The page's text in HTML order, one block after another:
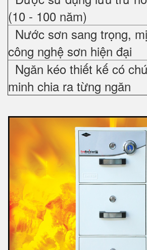
(10 - 100 năm)
Nước sơn sang trọng,
công nghệ sơn hiện đại
Ngăn kéo thiết kế có
minh chia ra từng ngăn